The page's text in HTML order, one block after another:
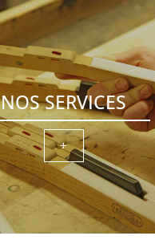
NOS SERVICES
+